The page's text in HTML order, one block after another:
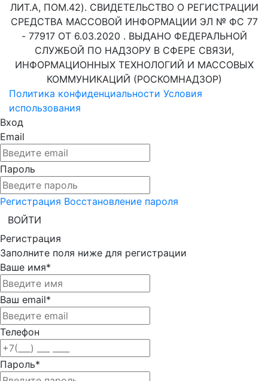
ЛИТ.А, ПОМ.42). СВИДЕТЕЛЬСТВО О РЕГИСТРАЦИИ
СРЕДСТВА МАССОВОЙ ИНФОРМАЦИИ ЭЛ № ФС 77
- 77917 ОТ 6.03.2020 . ВЫДАНО ФЕДЕРАЛЬНОЙ
СЛУЖБОЙ ПО НАДЗОРУ В СФЕРЕ СВЯЗИ,
ИНФОРМАЦИОННЫХ ТЕХНОЛОГИЙ И МАССОВЫХ
КОММУНИКАЦИЙ (РОСКОМНАДЗОР)
Политика конфиденциальности Условия
использования
Вход
Email
Пароль
Регистрация Восстановление пароля
ВОЙТИ
Регистрация
Заполните поля ниже для регистрации
Ваше имя*
Ваш email*
Телефон
Пароль*